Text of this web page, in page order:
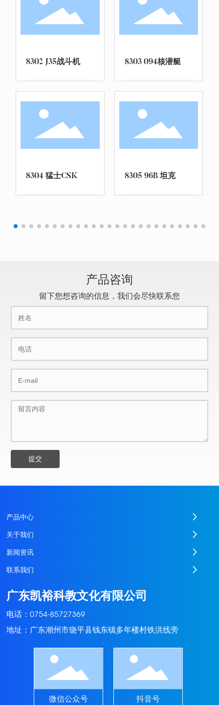
8302 J35战斗机 8303 094核潜艇
8304 猛士CSK 8305 96B 坦克
产品咨询
留下您想咨询的信息，我们会尽快联系您
提交
产品中心
关于我们
新闻资讯
联系我们
广东凯裕科教文化有限公司
电话：0754-85727369
地址：广东潮州市饶平县钱东镇多年楼村铁洪线旁
微信公众号 抖音号